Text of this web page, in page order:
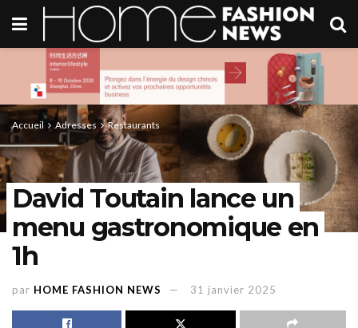
Accueil Adresses Restaurants
David Toutain lance un
menu gastronomique en
1h
par HOME FASHION NEWS 31 janvier 2025